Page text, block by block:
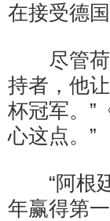
在接受德
尽管荷
持者，他
杯冠军。”
心这点。”
“阿根廷
年赢得第